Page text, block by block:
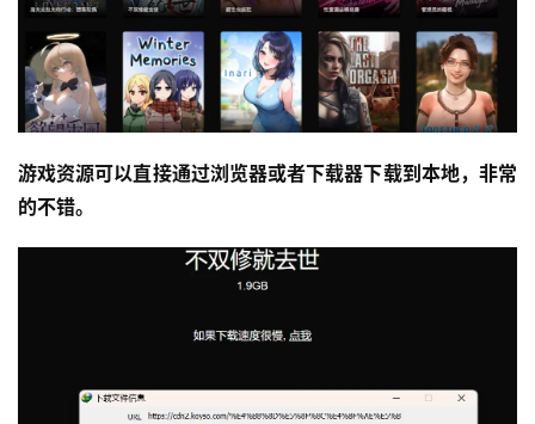
游戏资源可以直接通过浏览器或者下载器下载到本地，非常
的不错。